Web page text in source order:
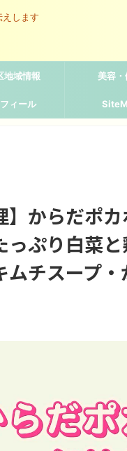
します
地域情報 美容
ィール
】からだポ
ぷり白菜
ムチスープ